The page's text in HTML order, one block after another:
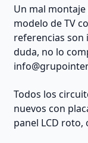
Un mal
modelo de TV
referencias son
duda, no lo
Todos los
nuevos con
panel LCD roto,